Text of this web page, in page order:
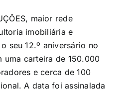
maior rede
imobiliária e
seu 12.º aniversário no
uma carteira de 150.000
e cerca de 100
A data foi assinalada